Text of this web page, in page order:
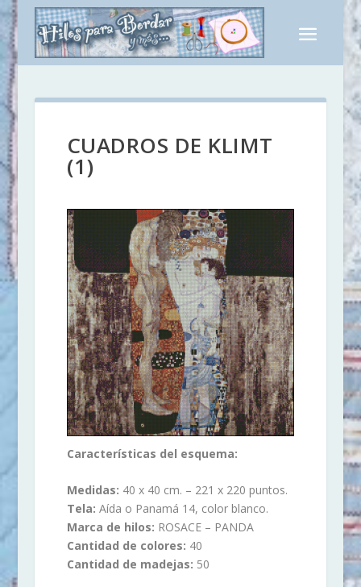
CUADROS DE KLIMT
(1)
Características del esquema:
Medidas: 40 x 40 cm. – 221 x 220 puntos.
Tela: Aída o Panamá 14, color blanco.
Marca de hilos: ROSACE – PANDA
Cantidad de colores: 40
Cantidad de madejas: 50